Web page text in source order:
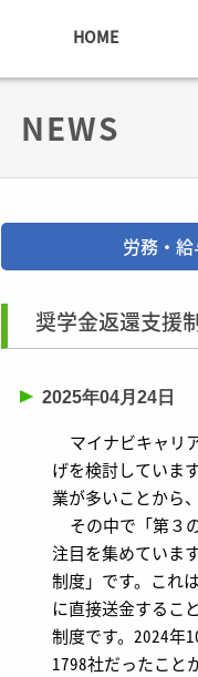
HOME
NEWS
労務・
奨学金返還支援
2025年04月24日
マイナビキャリ
げを検討していま
業が多いことから
その中で「第３
注目を集めていま
制度」です。これ
に直接送金するこ
制度です。2024年
1798社だったこと